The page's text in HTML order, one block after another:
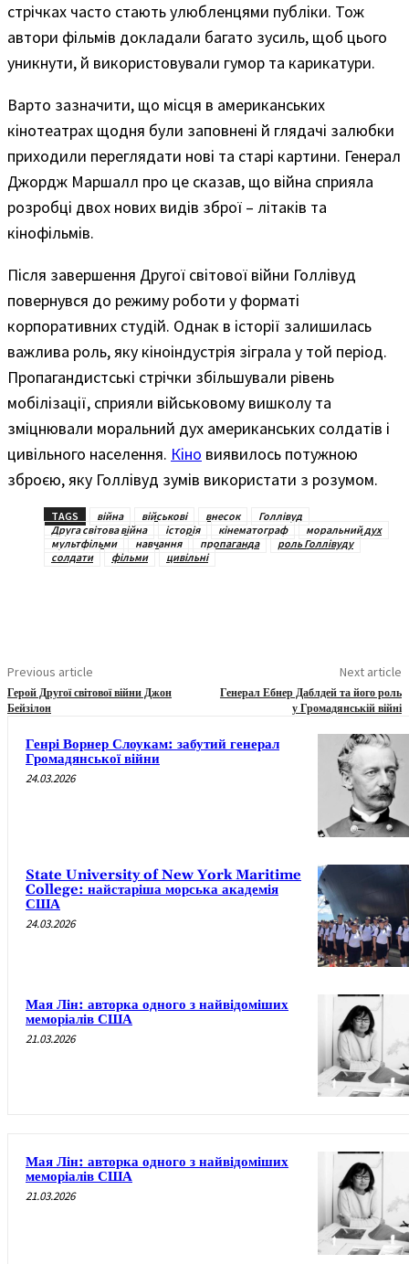
стрічках часто стають улюбленцями публіки. Тож
автори фільмів докладали багато зусиль, щоб цього
уникнути, й використовували гумор та карикатури.
Варто зазначити, що місця в американських
кінотеатрах щодня були заповнені й глядачі залюбки
приходили переглядати нові та старі картини. Генерал
Джордж Маршалл про це сказав, що війна сприяла
розробці двох нових видів зброї – літаків та
кінофільмів.
Після завершення Другої світової війни Голлівуд
повернувся до режиму роботи у форматі
корпоративних студій. Однак в історії залишилась
важлива роль, яку кіноіндустрія зіграла у той період.
Пропагандистські стрічки збільшували рівень
мобілізації, сприяли військовому вишколу та
зміцнювали моральний дух американських солдатів і
цивільного населення. Кіно виявилось потужною
зброєю, яку Голлівуд зумів використати з розумом.
TAGS війна військові внесок
Голлівуд
Друга світова війна
історія кінематограф
моральний дух
мультфільми
навчання пропаганда
роль Голлівуду
солдати
фільми цивільні
Previous article
Герой Другої світової війни Джон
Бейзілон
Next article
Генерал Ебнер Даблдей та його роль
у Громадянській війні
Генрі Ворнер Слоукам: забутий генерал
Громадянської війни
24.03.2026
State University of New York Maritime
College: найстаріша морська академія
США
24.03.2026
Мая Лін: авторка одного з найвідоміших
меморіалів США
21.03.2026
Мая Лін: авторка одного з найвідоміших
меморіалів США
21.03.2026